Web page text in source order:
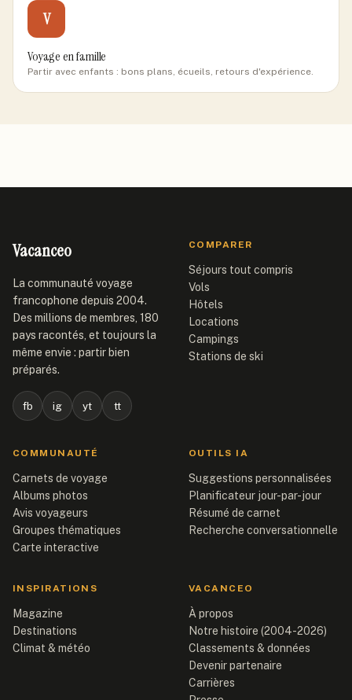
V
Voyage en famille
Partir avec enfants : bons plans, écueils, retours d'expérience.
Vacanceo
La communauté voyage
francophone depuis 2004.
Des millions de membres, 180
pays racontés, et toujours la
même envie : partir bien
préparés.
fb ig yt tt
COMPARER
Séjours tout compris
Vols
Hôtels
Locations
Campings
Stations de ski
COMMUNAUTÉ
Carnets de voyage
Albums photos
Avis voyageurs
Groupes thématiques
Carte interactive
OUTILS IA
Suggestions personnalisées
Planificateur jour-par-jour
Résumé de carnet
Recherche conversationnelle
INSPIRATIONS
Magazine
Destinations
Climat & météo
VACANCEO
À propos
Notre histoire (2004-2026)
Classements & données
Devenir partenaire
Carrières